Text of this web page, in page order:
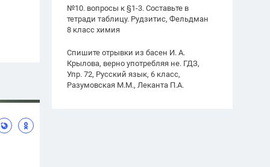
№10. вопросы к §1-3. Составьте в
тетради таблицу. Рудзитис, Фельдман
8 класс химия
Спишите отрывки из басен И. А.
Крылова, верно употребляя не. ГДЗ,
Упр. 72, Русский язык, 6 класс,
Разумовская М.М., Леканта П.А.